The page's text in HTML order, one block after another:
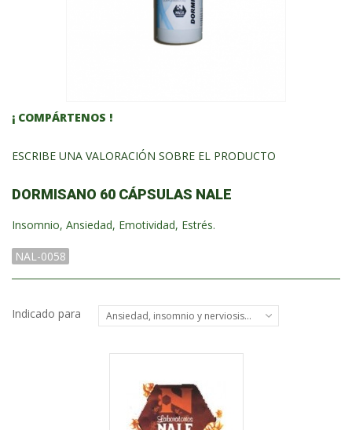
¡ COMPÁRTENOS !
ESCRIBE UNA VALORACIÓN SOBRE EL PRODUCTO
DORMISANO 60 CÁPSULAS NALE
Insomnio, Ansiedad, Emotividad, Estrés.
NAL-0058
Indicado para Ansiedad, insomnio y nerviosismo